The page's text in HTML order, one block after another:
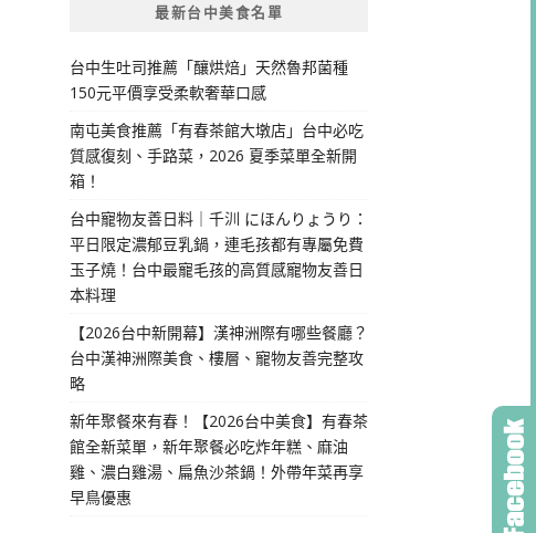
最新台中美食名單
台中生吐司推薦「釀烘焙」天然魯邦菌種
150元平價享受柔軟奢華口感
南屯美食推薦「有春茶館大墩店」台中必吃
質感復刻、手路菜，2026 夏季菜單全新開
箱！
台中寵物友善日料｜千汌 にほんりょうり：
平日限定濃郁豆乳鍋，連毛孩都有專屬免費
玉子燒！台中最寵毛孩的高質感寵物友善日
本料理
【2026台中新開幕】漢神洲際有哪些餐廳？
台中漢神洲際美食、樓層、寵物友善完整攻
略
新年聚餐來有春！【2026台中美食】有春茶
館全新菜單，新年聚餐必吃炸年糕、麻油
雞、濃白雞湯、扁魚沙茶鍋！外帶年菜再享
早鳥優惠